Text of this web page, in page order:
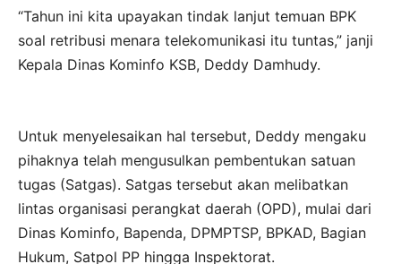
“Tahun ini kita upayakan tindak lanjut temuan BPK
soal retribusi menara telekomunikasi itu tuntas,” janji
Kepala Dinas Kominfo KSB, Deddy Damhudy.
Untuk menyelesaikan hal tersebut, Deddy mengaku
pihaknya telah mengusulkan pembentukan satuan
tugas (Satgas). Satgas tersebut akan melibatkan
lintas organisasi perangkat daerah (OPD), mulai dari
Dinas Kominfo, Bapenda, DPMPTSP, BPKAD, Bagian
Hukum, Satpol PP hingga Inspektorat.